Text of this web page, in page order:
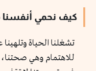
كيف نحمي أنفسنا
تشغلنا الحياة
للاهتمام وهي